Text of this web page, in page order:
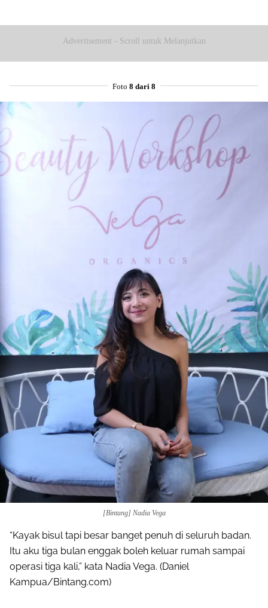
Advertisement - Scroll untuk Melanjutkan
Foto 8 dari 8
[Bintang] Nadia Vega
“Kayak bisul tapi besar banget penuh di seluruh badan.
Itu aku tiga bulan enggak boleh keluar rumah sampai
operasi tiga kali,” kata Nadia Vega. (Daniel
Kampua/Bintang.com)